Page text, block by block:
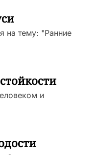
на тему: "Ранние
и